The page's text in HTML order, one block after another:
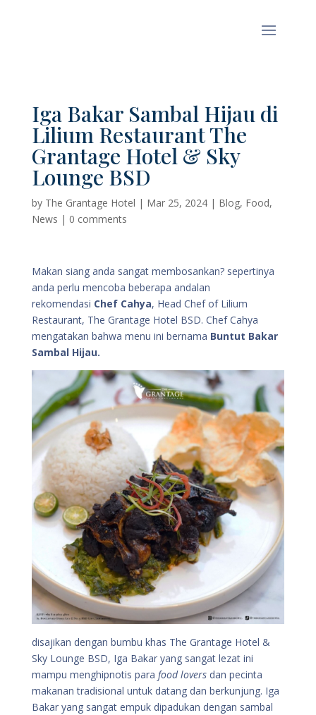
Iga Bakar Sambal Hijau di
Lilium Restaurant The
Grantage Hotel & Sky
Lounge BSD
by The Grantage Hotel | Mar 25, 2024| Blog, Food,
News | 0 comments
Makan siang anda sangat membosankan? sepertinya
anda perlu mencoba beberapa andalan
rekomendasi Chef Cahya, Head Chef of Lilium
Restaurant, The Grantage Hotel BSD. Chef Cahya
mengatakan bahwa menu ini bernama Buntut Bakar
Sambal Hijau.
disajikan dengan bumbu khas The Grantage Hotel &
Sky Lounge BSD, Iga Bakar yang sangat lezat ini
mampu menghipnotis para food lovers dan pecinta
makanan tradisional untuk datang dan berkunjung. Iga
Bakar yang sangat empuk dipadukan dengan sambal